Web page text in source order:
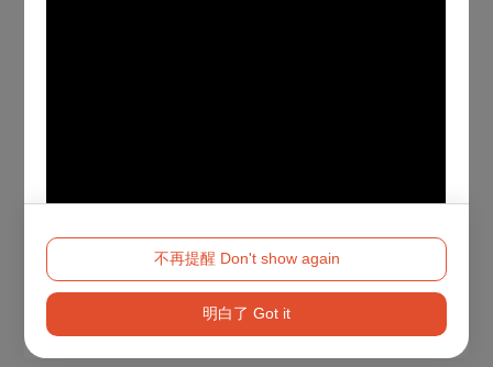
Method 2
不再提醒 Don't show again
明白了 Got it